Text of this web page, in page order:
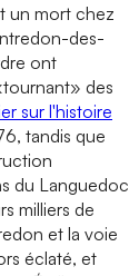
un mort chez
des-
ont
des
sur l'histoire
tandis que
du Languedoc
milliers de
et la voie
éclaté, et